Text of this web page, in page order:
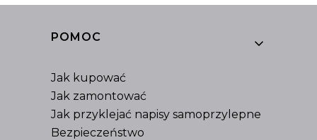
Linki w stopce
POMOC
Jak kupować
Jak zamontować
Jak przyklejać napisy samoprzylepne
Bezpieczeństwo